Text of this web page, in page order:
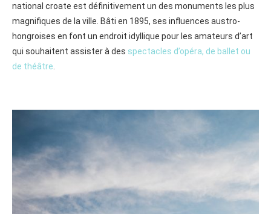
national croate est définitivement un des monuments les plus
magnifiques de la ville. Bâti en 1895, ses influences austro-
hongroises en font un endroit idyllique pour les amateurs d’art
qui souhaitent assister à des spectacles d’opéra, de ballet ou
de théâtre